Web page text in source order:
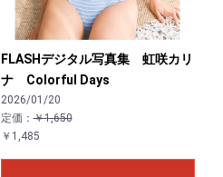
FLASHデジタル写真集 虹咲カリ
ナ Colorful Days
2026/01/20
定価：￥1,650
￥1,485